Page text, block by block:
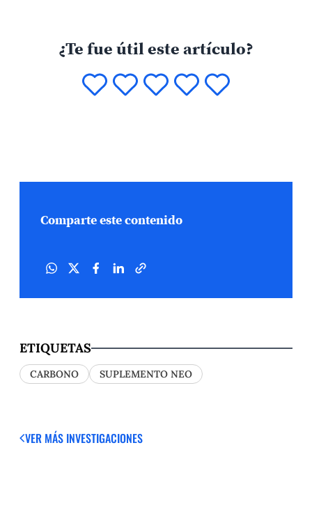
¿Te fue útil este artículo?
Comparte este contenido
ETIQUETAS
CARBONO SUPLEMENTO NEO
VER MÁS INVESTIGACIONES